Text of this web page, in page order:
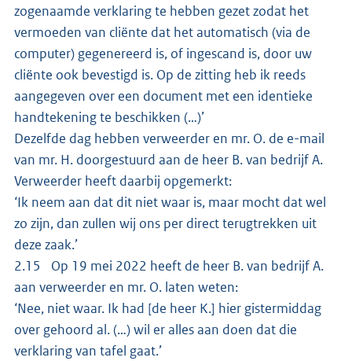
zogenaamde verklaring te hebben gezet zodat het
vermoeden van cliënte dat het automatisch (via de
computer) gegenereerd is, of ingescand is, door uw
cliënte ook bevestigd is. Op de zitting heb ik reeds
aangegeven over een document met een identieke
handtekening te beschikken (…)’
Dezelfde dag hebben verweerder en mr. O. de e-mail
van mr. H. doorgestuurd aan de heer B. van bedrijf A.
Verweerder heeft daarbij opgemerkt:
‘Ik neem aan dat dit niet waar is, maar mocht dat wel
zo zijn, dan zullen wij ons per direct terugtrekken uit
deze zaak.’
2.15 Op 19 mei 2022 heeft de heer B. van bedrijf A.
aan verweerder en mr. O. laten weten:
‘Nee, niet waar. Ik had [de heer K.] hier gistermiddag
over gehoord al. (…) wil er alles aan doen dat die
verklaring van tafel gaat.’